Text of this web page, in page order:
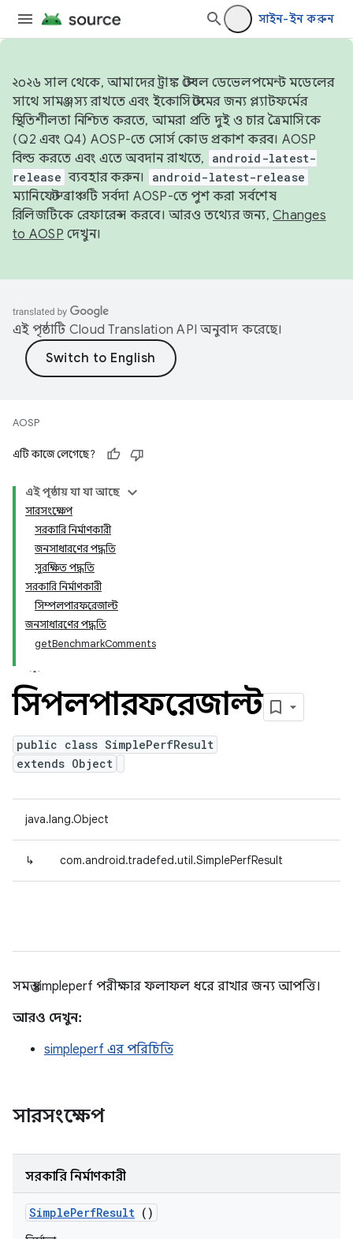
সাইন-ইন করুন
২০২৬ সাল থেকে, আমাদের ট্রাঙ্ক স্টেবল ডেভেলপমেন্ট মডেলের
সাথে সামঞ্জস্য রাখতে এবং ইকোসিস্টেমের জন্য প্ল্যাটফর্মের
স্থিতিশীলতা নিশ্চিত করতে, আমরা প্রতি দুই ও চার ত্রৈমাসিকে
(Q2 এবং Q4) AOSP-তে সোর্স কোড প্রকাশ করব। AOSP
বিল্ড করতে এবং এতে অবদান রাখতে,
android-latest-
release ব্যবহার করুন। android-latest-release
ম্যানিফেস্ট ব্রাঞ্চটি সর্বদা AOSP-তে পুশ করা সর্বশেষ
রিলিজটিকে রেফারেন্স করবে। আরও তথ্যের জন্য, Changes
to AOSP দেখুন।
এই পৃষ্ঠাটি Cloud Translation API অনুবাদ করেছে।
AOSP
এটি কাজে লেগেছে?
এই পৃষ্ঠায় যা যা আছে
সারসংক্ষেপ
সরকারি নির্মাণকারী
জনসাধারণের পদ্ধতি
সুরক্ষিত পদ্ধতি
সরকারি নির্মাণকারী
সিম্পলপারফরেজাল্ট
জনসাধারণের পদ্ধতি
getBenchmarkComments
সিম্পলপারফরেজাল্ট
public class SimplePerfResult
extends Object
java.lang.Object
↳ com.android.tradefed.util.SimplePerfResult
সমস্ত simpleperf পরীক্ষার ফলাফল ধরে রাখার জন্য আপত্তি।
আরও দেখুন:
simpleperf এর পরিচিতি
সারসংক্ষেপ
সরকারি নির্মাণকারী
SimplePerfResult ()